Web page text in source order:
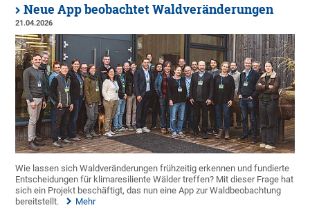
Neue App beobachtet Waldveränderungen
21.04.2026
Wie lassen sich Waldveränderungen frühzeitig erkennen und fundierte
Entscheidungen für klimaresiliente Wälder treffen? Mit dieser Frage hat
sich ein Projekt beschäftigt, das nun eine App zur Waldbeobachtung
bereitstellt.
Mehr